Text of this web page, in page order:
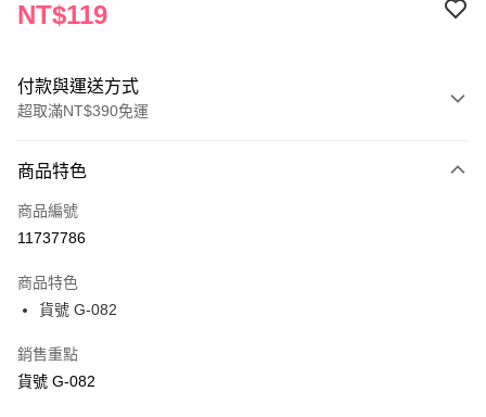
NT$119
付款與運送方式
超取滿NT$390免運
POYA支付
信用卡一次付款
LINE Pay
Apple Pay
街口支付
商品特色
商品編號
11737786
商品特色
貨號 G-082
銷售重點
貨號 G-082